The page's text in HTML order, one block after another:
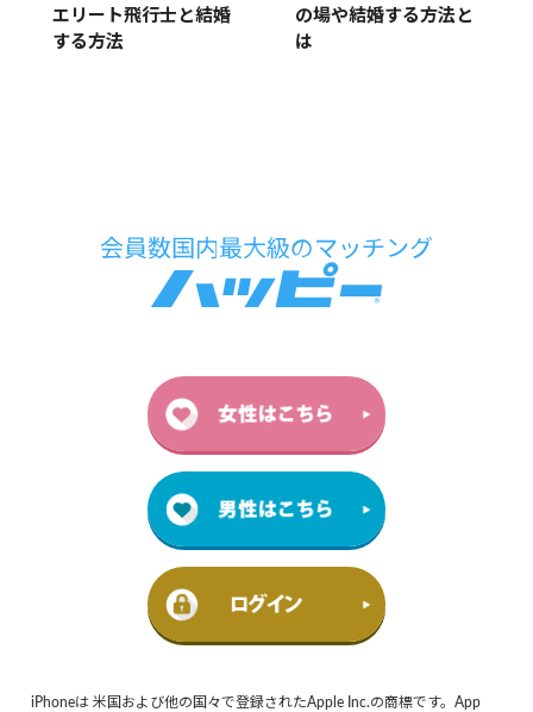
エリート飛行士と結婚
する方法
の場や結婚する方法と
は
iPhoneは 米国および他の国々で登録されたApple Inc.の商標です。App